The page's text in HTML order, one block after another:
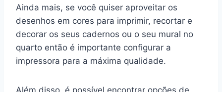
Ainda mais, se você quiser aproveitar os
desenhos em cores para imprimir, recortar e
decorar os seus cadernos ou o seu mural no
quarto então é importante configurar a
impressora para a máxima qualidade.